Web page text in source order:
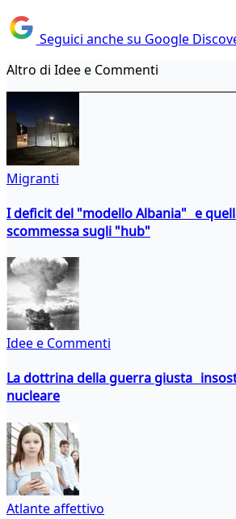
Seguici anche su Google
Altro di Idee e Commenti
Migranti
I deficit del "modello Albania" e
scommessa sugli "hub"
Idee e Commenti
La dottrina della guerra giusta
nucleare
Atlante affettivo